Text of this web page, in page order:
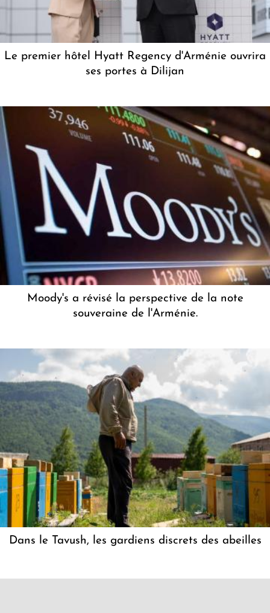
Le premier hôtel Hyatt Regency d'Arménie ouvrira
ses portes à Dilijan
Moody's a révisé la perspective de la note
souveraine de l'Arménie.
Dans le Tavush, les gardiens discrets des abeilles